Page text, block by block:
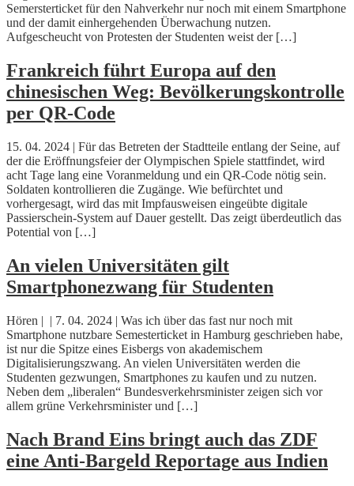
Semersterticket für den Nahverkehr nur noch mit einem Smartphone
und der damit einhergehenden Überwachung nutzen.
Aufgescheucht von Protesten der Studenten weist der […]
Frankreich führt Europa auf den
chinesischen Weg: Bevölkerungskontrolle
per QR-Code
15. 04. 2024 | Für das Betreten der Stadtteile entlang der Seine, auf
der die Eröffnungsfeier der Olympischen Spiele stattfindet, wird
acht Tage lang eine Voranmeldung und ein QR-Code nötig sein.
Soldaten kontrollieren die Zugänge. Wie befürchtet und
vorhergesagt, wird das mit Impfausweisen eingeübte digitale
Passierschein-System auf Dauer gestellt. Das zeigt überdeutlich das
Potential von […]
An vielen Universitäten gilt
Smartphonezwang für Studenten
Hören | | 7. 04. 2024 | Was ich über das fast nur noch mit
Smartphone nutzbare Semesterticket in Hamburg geschrieben habe,
ist nur die Spitze eines Eisbergs von akademischem
Digitalisierungszwang. An vielen Universitäten werden die
Studenten gezwungen, Smartphones zu kaufen und zu nutzen.
Neben dem „liberalen“ Bundesverkehrsminister zeigen sich vor
allem grüne Verkehrsminister und […]
Nach Brand Eins bringt auch das ZDF
eine Anti-Bargeld Reportage aus Indien